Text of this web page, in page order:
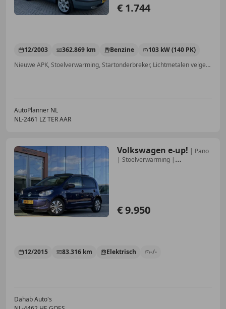
€ 1.744
12/2003 362.869 km Benzine
103 kW (140 PK)
Nieuwe APK, Stoelverwarming, Startonderbreker, Lichtmetalen velgen, Met onderhoudshistorie, Bi-Xenon koplampen, Getinte ramen, Elektrische ramen
AutoPlanner NL
NL-2461 LZ TER AAR
Volkswagen e-up! | Pano
| Stoelverwarming |
€ 9.950
12/2015 83.316 km Elektrisch -/-
Dahab Auto's